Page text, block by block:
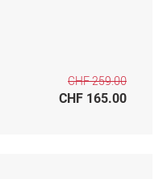
CHF 259.00
CHF 165.00